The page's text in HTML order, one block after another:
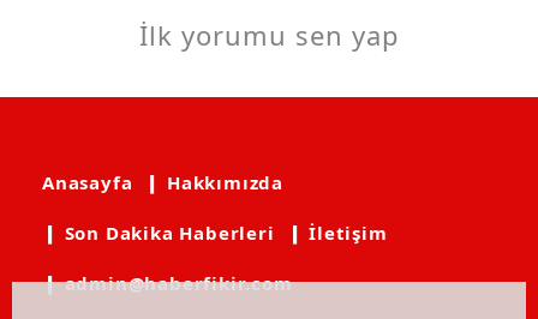
İlk yorumu sen yap
Anasayfa ❙ Hakkımızda
❙ Son Dakika Haberleri ❙ İletişim
❙ admin@haberfikir.com